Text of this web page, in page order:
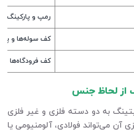
رمپ و پارکینگ‌ها
کف سوله‌ها و
کف فرودگاه‌ها
از لحاظ جنس
به دو دسته فلزی و غیر فلزی
می‌تواند فولادی، آلومنیومی یا